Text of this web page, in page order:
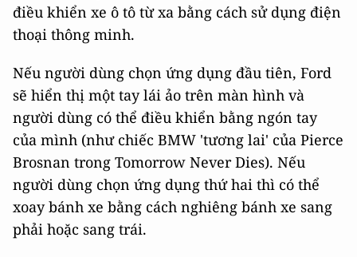
điều khiển xe ô tô từ xa bằng cách sử dụng điện
thoại thông minh.
Nếu người dùng chọn ứng dụng đầu tiên, Ford
sẽ hiển thị một tay lái ảo trên màn hình và
người dùng có thể điều khiển bằng ngón tay
của mình (như chiếc BMW 'tương lai' của Pierce
Brosnan trong Tomorrow Never Dies). Nếu
người dùng chọn ứng dụng thứ hai thì có thể
xoay bánh xe bằng cách nghiêng bánh xe sang
phải hoặc sang trái.